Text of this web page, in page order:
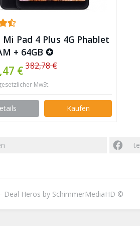
Pad 4 Plus 4G Phablet
+ 64GB ✪
€ 382,78 €
MwSt.
Kaufen
Deal Heros by SchimmerMediaHD ©